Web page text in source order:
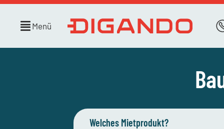
Menü
Welches Mietprodukt?